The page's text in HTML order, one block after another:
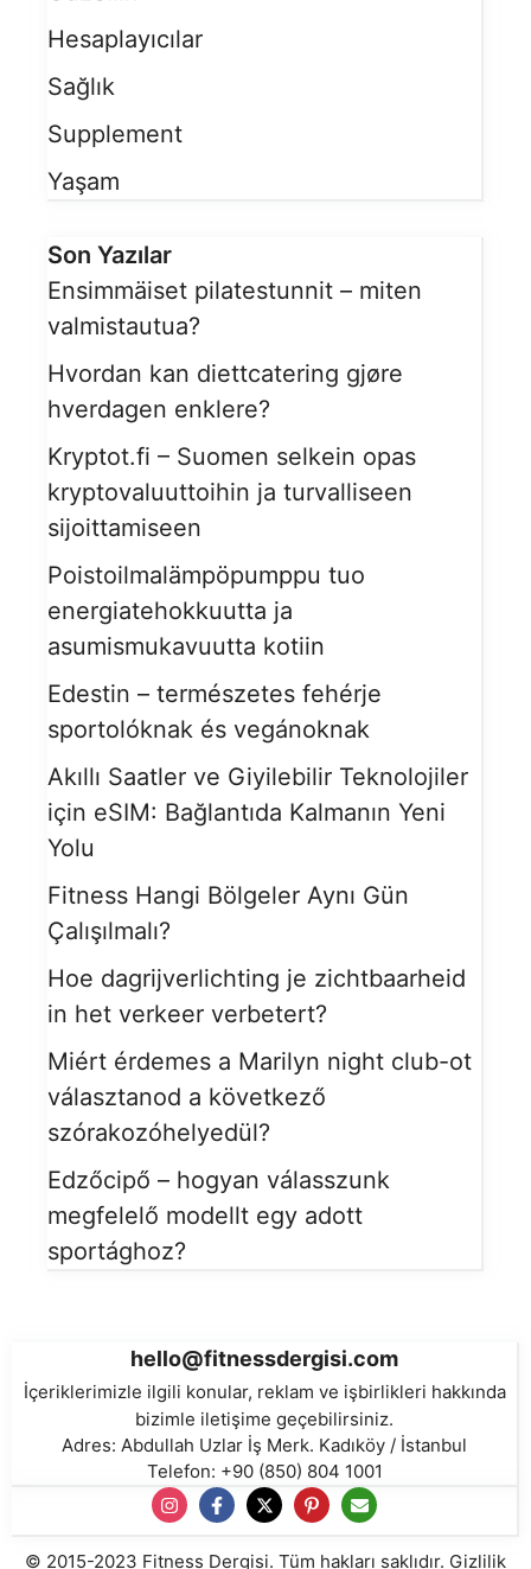
Hesaplayıcılar
Sağlık
Supplement
Yaşam
Son Yazılar
Ensimmäiset pilatestunnit – miten
valmistautua?
Hvordan kan diettcatering gjøre
hverdagen enklere?
Kryptot.fi – Suomen selkein opas
kryptovaluuttoihin ja turvalliseen
sijoittamiseen
Poistoilmalämpöpumppu tuo
energiatehokkuutta ja
asumismukavuutta kotiin
Edestin – természetes fehérje
sportolóknak és vegánoknak
Akıllı Saatler ve Giyilebilir Teknolojiler
için eSIM: Bağlantıda Kalmanın Yeni
Yolu
Fitness Hangi Bölgeler Aynı Gün
Çalışılmalı?
Hoe dagrijverlichting je zichtbaarheid
in het verkeer verbetert?
Miért érdemes a Marilyn night club-ot
választanod a következő
szórakozóhelyedül?
Edzőcipő – hogyan válasszunk
megfelelő modellt egy adott
sportághoz?
hello@fitnessdergisi.com
İçeriklerimizle ilgili konular, reklam ve işbirlikleri hakkında
bizimle iletişime geçebilirsiniz.
Adres: Abdullah Uzlar İş Merk. Kadıköy / İstanbul
Telefon: +90 (850) 804 1001
© 2015-2023 Fitness Dergisi. Tüm hakları saklıdır. Gizlilik